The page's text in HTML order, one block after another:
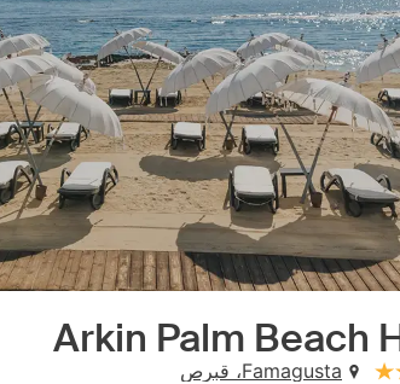
Arkin Palm Beach
stars: 5Famagusta، قبرص